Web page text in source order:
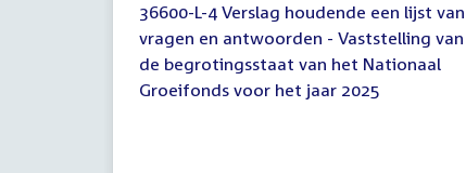
Verslag
houdende
een
lijst
36600-L-4 Verslag houdende een lijst van
vragen en antwoorden - Vaststelling van
de begrotingsstaat van het Nationaal
Groeifonds voor het jaar 2025